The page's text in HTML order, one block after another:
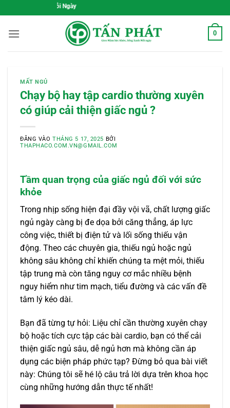
qua
nội
0
MẤT NGỦ
Chạy bộ hay tập cardio thường xuyên
có giúp cải thiện giấc ngủ ?
ĐĂNG VÀOTHÁNG 5 17, 2025 BỞI
THAPHACO.COM.VN@GMAIL.COM
Tầm quan trọng của giấc ngủ đối với sức
khỏe
Trong nhịp sống hiện đại đầy vội vã, chất lượng giấc
ngủ ngày càng bị đe dọa bởi căng thẳng, áp lực
công việc, thiết bị điện tử và lối sống thiếu vận
động. Theo các chuyên gia, thiếu ngủ hoặc ngủ
không sâu không chỉ khiến chúng ta mệt mỏi, thiếu
tập trung mà còn tăng nguy cơ mắc nhiều bệnh
nguy hiểm như tim mạch, tiểu đường và các vấn đề
tâm lý kéo dài.
Bạn đã từng tự hỏi: Liệu chỉ cần thường xuyên chạy
bộ hoặc tích cực tập các bài cardio, bạn có thể cải
thiện giấc ngủ sâu, dễ ngủ hơn mà không cần áp
dụng các biện pháp phức tạp? Đừng bỏ qua bài viết
này: Chúng tôi sẽ hé lộ câu trả lời dựa trên khoa học
cùng những hướng dẫn thực tế nhất!